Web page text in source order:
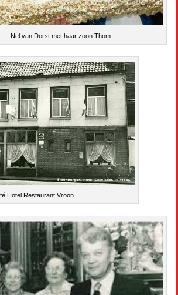
Nel van Dorst met haar zoon Thom
Hotel Restaurant Vroon